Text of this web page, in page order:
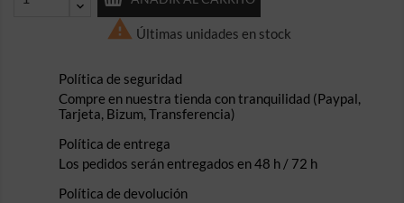
 Últimas unidades en stock
Política de seguridad
Compre en nuestra tienda con tranquilidad (Paypal,
Tarjeta, Bizum, Transferencia)
Política de entrega
Los pedidos serán entregados en 48 h / 72 h
Política de devolución